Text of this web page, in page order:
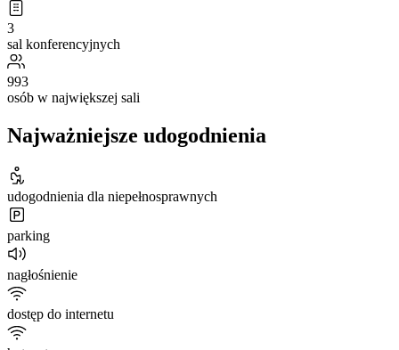
3
sal konferencyjnych
993
osób w największej sali
Najważniejsze udogodnienia
udogodnienia dla niepełnosprawnych
parking
nagłośnienie
dostęp do internetu